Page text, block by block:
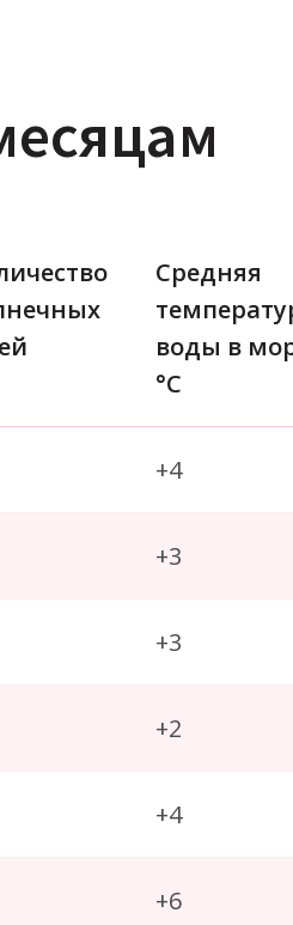
Средняя
воды в
°C
+4
+3
+3
+2
+4
+6